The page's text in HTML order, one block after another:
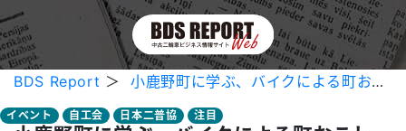
BDS Report ＞ 小鹿野町に学ぶ、バイクによる町おこし。「第13回 BIKE LOVE FORUM in 埼玉・おがの」開催
イベント 自工会 日本二普協 注目